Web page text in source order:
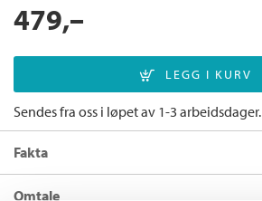
479,–
Sendes fra oss i løpet av 1-3 arbeidsdager.
Fakta
Forfatter:
Omtale